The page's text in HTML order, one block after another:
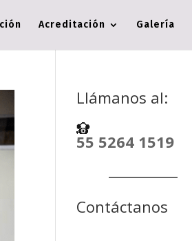
Acreditación Galería
Llámanos al:
55 5264 1519
Contáctanos